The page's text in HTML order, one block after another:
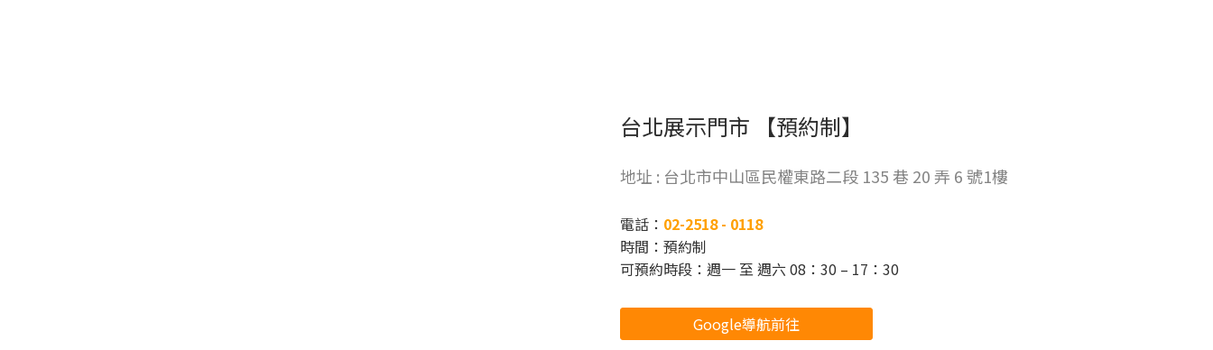
台北展示門市 【預約制】
地址 : 台北市中山區民權東路二段 135 巷 20 弄 6 號1樓
電話： 02-2518 - 0118
時間：預約制
可預約時段：週一 至 週六 08：30 – 17：30
Google導航前往